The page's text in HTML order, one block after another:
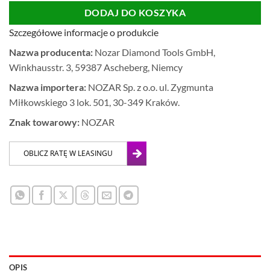
DODAJ DO KOSZYKA
Szczegółowe informacje o produkcie
Nazwa producenta: Nozar Diamond Tools GmbH,
Winkhausstr. 3, 59387 Ascheberg, Niemcy
Nazwa importera: NOZAR Sp. z o.o. ul. Zygmunta
Miłkowskiego 3 lok. 501, 30-349 Kraków.
Znak towarowy: NOZAR
OPIS